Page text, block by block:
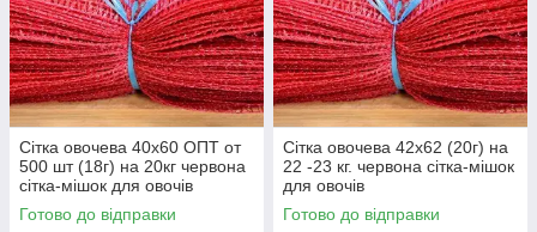
Сітка овочева 40х60 ОПТ от
500 шт (18г) на 20кг червона
сітка-мішок для овочів
Готово до відправки
Сітка овочева 42х62 (20г) на
22 -23 кг. червона сітка-мішок
для овочів
Готово до відправки